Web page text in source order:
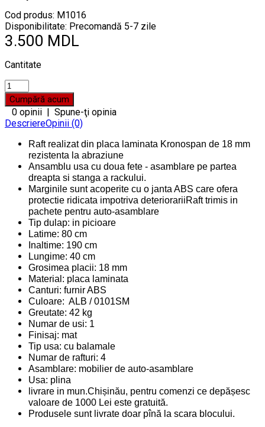
Cod produs: M1016
Disponibilitate: Precomandă 5-7 zile
3.500 MDL
Cantitate
0 opinii | Spune-ţi opinia
DescriereOpinii (0)
Raft realizat din placa laminata Kronospan de 18 mm
rezistenta la abraziune
Ansamblu usa cu doua fete - asamblare pe partea
dreapta si stanga a rackului.
Marginile sunt acoperite cu o janta ABS care ofera
protectie ridicata impotriva deteriorariiRaft trimis in
pachete pentru auto-asamblare
Tip dulap: in picioare
Latime: 80 cm
Inaltime: 190 cm
Lungime: 40 cm
Grosimea placii: 18 mm
Material: placa laminata
Canturi: furnir ABS
Culoare: ALB / 0101SM
Greutate: 42 kg
Numar de usi: 1
Finisaj: mat
Tip usa: cu balamale
Numar de rafturi: 4
Asamblare: mobilier de auto-asamblare
Usa: plina
livrare in mun.Chișinău, pentru comenzi ce depășesc
valoare de 1000 Lei este gratuită.
Produsele sunt livrate doar pînă la scara blocului.